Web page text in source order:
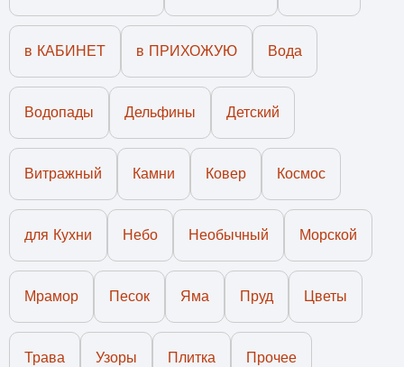
в КАБИНЕТ в ПРИХОЖУЮ Вода
Водопады Дельфины Детский
Витражный Камни Ковер Космос
для Кухни Небо Необычный Морской
Мрамор Песок Яма Пруд Цветы
Трава Узоры Плитка Прочее